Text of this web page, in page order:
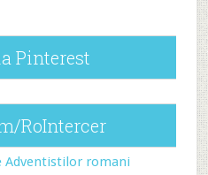
Pinterest
RoIntercer
Adventistilor romani